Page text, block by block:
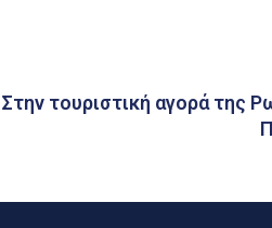
Στην τουριστική αγορά της